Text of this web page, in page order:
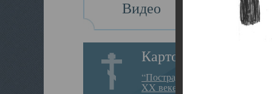
Видео
Картотека
“Пострадавшие за веру в
XX веке на Севере”